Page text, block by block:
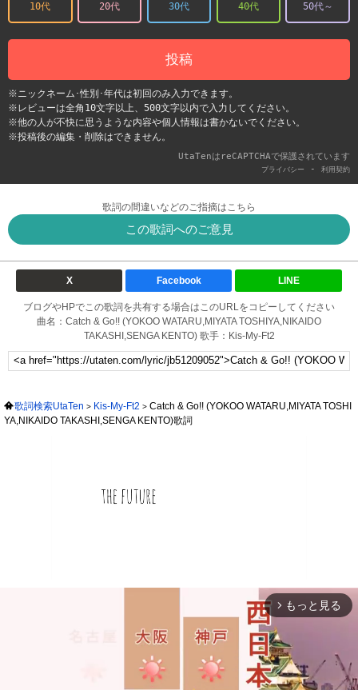
10代 20代 30代 40代 50代～
投稿
※ニックネーム･性別･年代は初回のみ入力できます。
※レビューは全角10文字以上、500文字以内で入力してください。
※他の人が不快に思うような内容や個人情報は書かないでください。
※投稿後の編集・削除はできません。
UtaTenはreCAPTCHAで保護されています
プライバシー - 利用契約
歌詞の間違いなどのご指摘はこちら
この歌詞へのご意見
X Facebook LINE
ブログやHPでこの歌詞を共有する場合はこのURLをコピーしてください
曲名：Catch & Go!! (YOKOO WATARU,MIYATA TOSHIYA,NIKAIDO
TAKASHI,SENGA KENTO) 歌手：Kis-My-Ft2
歌詞検索UtaTen Kis-My-Ft2
Catch & Go!! (YOKOO WATARU,MIYATA TOSHI
YA,NIKAIDO TAKASHI,SENGA KENTO)歌詞
arrow_forward_ios もっと見る